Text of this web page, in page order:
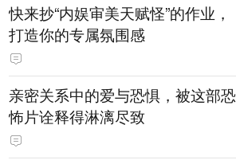
快来抄“内娱审美天赋怪”的作业，
打造你的专属氛围感
亲密关系中的爱与恐惧，被这部恐
怖片诠释得淋漓尽致